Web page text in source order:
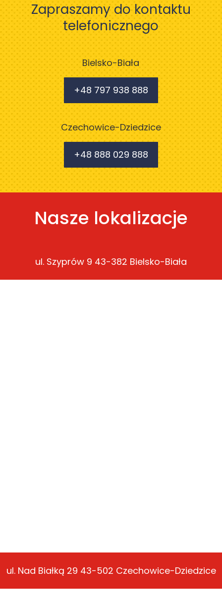
Zapraszamy do kontaktu
telefonicznego
Bielsko-Biała
+48 797 938 888
Czechowice-Dziedzice
+48 888 029 888
Nasze lokalizacje
ul. Szyprów 9 43-382 Bielsko-Biała
ul. Nad Białką 29 43-502 Czechowice-Dziedzice